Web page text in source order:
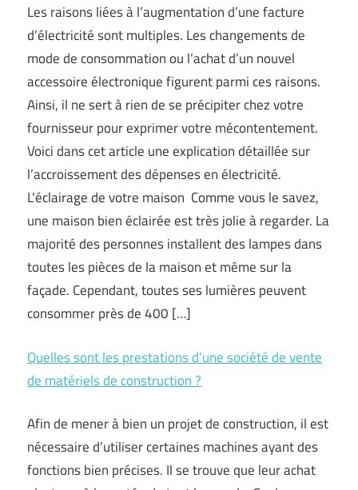
Les raisons liées à l’augmentation d’une facture
d’électricité sont multiples. Les changements de
mode de consommation ou l’achat d’un nouvel
accessoire électronique figurent parmi ces raisons.
Ainsi, il ne sert à rien de se précipiter chez votre
fournisseur pour exprimer votre mécontentement.
Voici dans cet article une explication détaillée sur
l’accroissement des dépenses en électricité.
L’éclairage de votre maison Comme vous le savez,
une maison bien éclairée est très jolie à regarder. La
majorité des personnes installent des lampes dans
toutes les pièces de la maison et même sur la
façade. Cependant, toutes ses lumières peuvent
consommer près de 400 […]
Quelles sont les prestations d’une société de vente
de matériels de construction ?
Afin de mener à bien un projet de construction, il est
nécessaire d’utiliser certaines machines ayant des
fonctions bien précises. Il se trouve que leur achat